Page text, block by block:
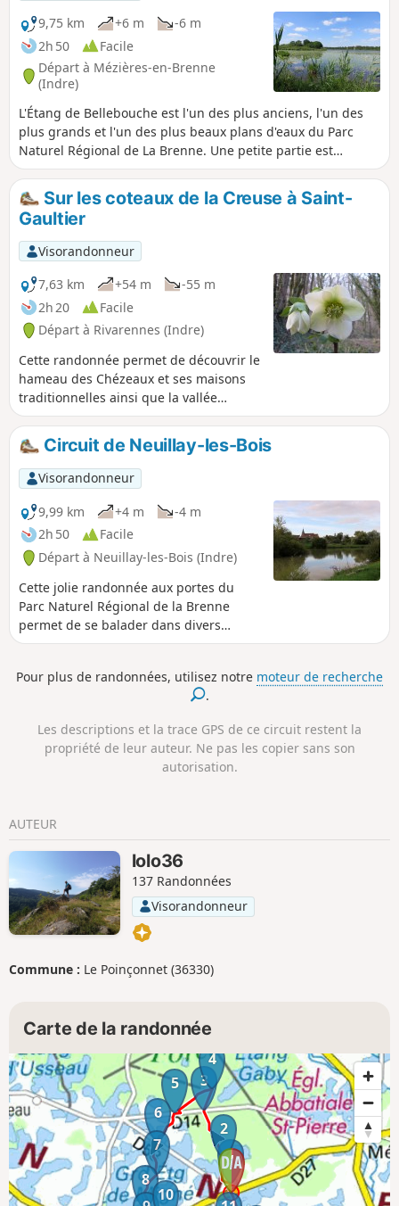
9,75 km
+6 m
-6 m
2h 50
Facile
Départ à Mézières-en-Brenne
(Indre)
L'Étang de Bellebouche est l'un des plus anciens, l'un des
plus grands et l'un des plus beaux plans d'eaux du Parc
Naturel Régional de La Brenne. Une petite partie est
réservée à des loisirs nautiques mais laisse une grande
place à un site naturel que vous pourrez admirer
tranquillement à l'aide de jumelles dans trois observatoires
aux abords de l'étang.
Sur les coteaux de la Creuse à Saint-
Gaultier
Visorandonneur
7,63 km
+54 m
-55 m
2h 20
Facile
Départ à Rivarennes (Indre)
Cette randonnée permet de découvrir le
hameau des Chézeaux et ses maisons
traditionnelles ainsi que la vallée
encaissée du ruisseau des Chézeaux et
de la Côte des Nobles.
Circuit de Neuillay-les-Bois
Visorandonneur
9,99 km
+4 m
-4 m
2h 50
Facile
Départ à Neuillay-les-Bois (Indre)
Cette jolie randonnée aux portes du
Parc Naturel Régional de la Brenne
permet de se balader dans divers
paysages caractéristiques de cette
sous-bois.
Pour plus de randonnées, utilisez notre moteur de recherche
.
Les descriptions et la trace GPS de ce circuit restent la
propriété de leur auteur. Ne pas les copier sans son
autorisation.
AUTEUR
lolo36
137 Randonnées
Visorandonneur
Commune : Le Poinçonnet (36330)
Carte de la randonnée
1
2
3
4
5
6
7
8
10